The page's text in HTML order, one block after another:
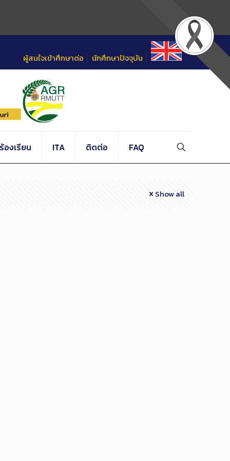
ผู้สนใจเข้าศึกษาต่อ นักศึกษาปัจจุบัน
องเรียน ITA ติดต่อ FAQ
Show all